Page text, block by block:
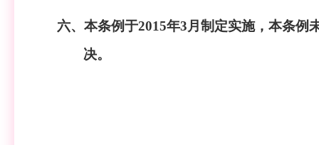
六、本条例于2015年3月制定实施，本条例
决。